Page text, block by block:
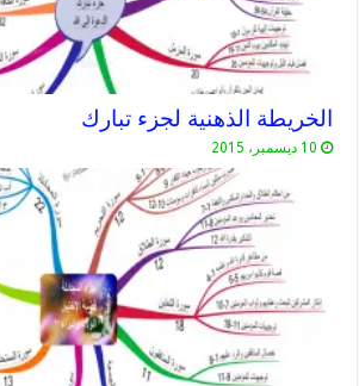
الخريطة الذهنية لجزء تبارك
10 ديسمبر، 2015